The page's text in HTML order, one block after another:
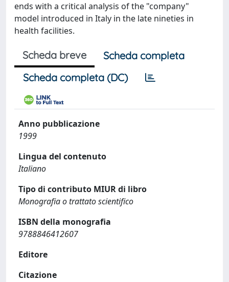
ends with a critical analysis of the "company"
model introduced in Italy in the late nineties in
health facilities.
Scheda breve
Scheda completa
Scheda completa (DC)
Anno pubblicazione
1999
Lingua del contenuto
Italiano
Tipo di contributo MIUR di libro
Monografia o trattato scientifico
ISBN della monografia
9788846412607
Editore
Citazione